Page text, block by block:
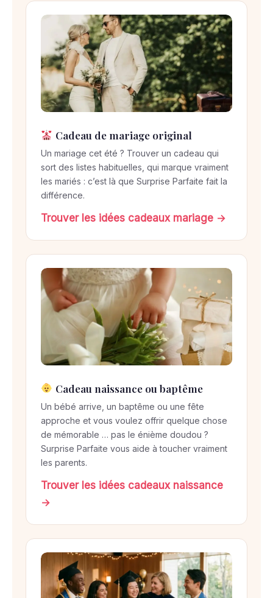
Cadeau de mariage original
Un mariage cet été ? Trouver un cadeau qui
sort des listes habituelles, qui marque vraiment
les mariés : c’est là que Surprise Parfaite fait la
différence.
Trouver les idées cadeaux mariage →
Cadeau naissance ou baptême
Un bébé arrive, un baptême ou une fête
approche et vous voulez offrir quelque chose
de mémorable … pas le énième doudou ?
Surprise Parfaite vous aide à toucher vraiment
les parents.
Trouver les idées cadeaux naissance
→